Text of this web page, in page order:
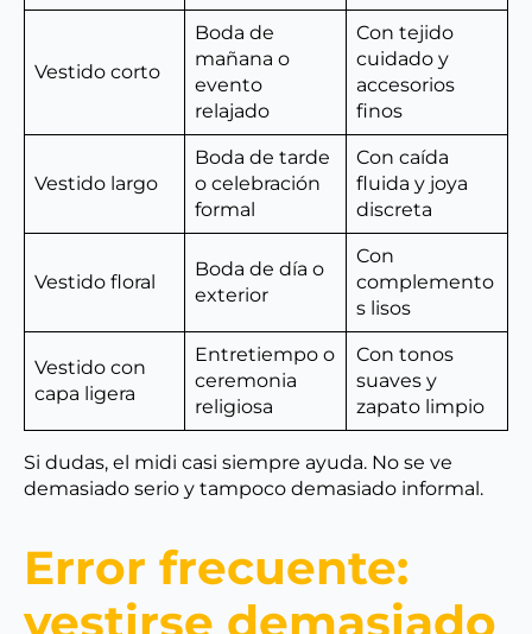
Vestido corto
Boda de
mañana o
evento
relajado
Con tejido
cuidado y
accesorios
finos
Vestido largo
Boda de tarde
o celebración
formal
Con caída
fluida y joya
discreta
Vestido floral
Boda de día o
exterior
Con
complemento
s lisos
Vestido con
capa ligera
Entretiempo o
ceremonia
religiosa
Con tonos
suaves y
zapato limpio
Si dudas, el midi casi siempre ayuda. No se ve
demasiado serio y tampoco demasiado informal.
Error frecuente:
vestirse demasiado